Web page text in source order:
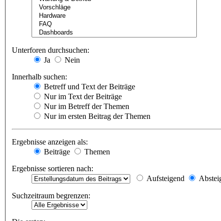
Unterforen durchsuchen:
Ja
Nein
Innerhalb suchen:
Betreff und Text der Beiträge
Nur im Text der Beiträge
Nur im Betreff der Themen
Nur im ersten Beitrag der Themen
Ergebnisse anzeigen als:
Beiträge
Themen
Ergebnisse sortieren nach:
Aufsteigend
Suchzeitraum begrenzen: